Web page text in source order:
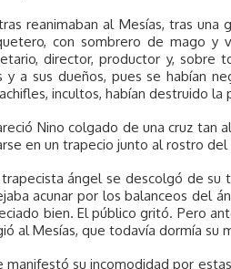
reanimaban al Mesías, tras
con sombrero de mago y
director, productor y, sobre
y a sus dueños, pues se habían
incultos, habían destruido la
Nino colgado de una cruz tan
en un trapecio junto al rostro del
ángel se descolgó de su
acunar por los balanceos del
bien. El público gritó. Pero
al Mesías, que todavía dormía su
manifestó su incomodidad por